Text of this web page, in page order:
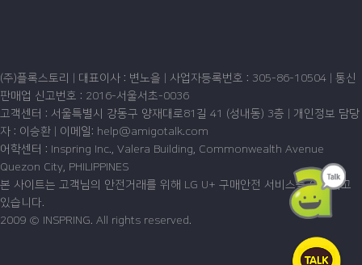
(주)플록스토리 | 대표이사 : 변노을 | 사업자등록번호 : 305-86-10504 | 통신
판매업 신고번호 : 2016-서울서초-0036
고객센터 : 서울특별시 강동구 양재대로81길 41 (성내동) 3층 | 개인정보 담당
자 : 이승환 | 이메일: help@amigotalk.com
어학센터 : Inspring Inc., Valera Building, Commonwealth Avenue
Quezon City, PHILIPPINES
본 사이트는 고객님의 안전거래를 위해 LG U+ 구매안전 서비스를 이용하고
있습니다.
2009 © INSPRING. All rights reserved.